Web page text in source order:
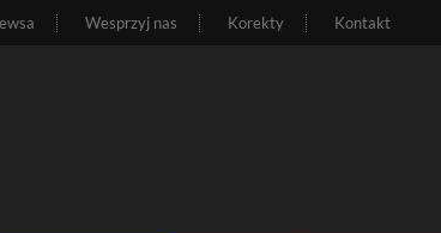
Wesprzyj nas Korekty Kontakt